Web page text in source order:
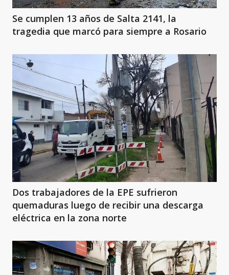
Se cumplen 13 años de Salta 2141, la
tragedia que marcó para siempre a Rosario
Dos trabajadores de la EPE sufrieron
quemaduras luego de recibir una descarga
eléctrica en la zona norte